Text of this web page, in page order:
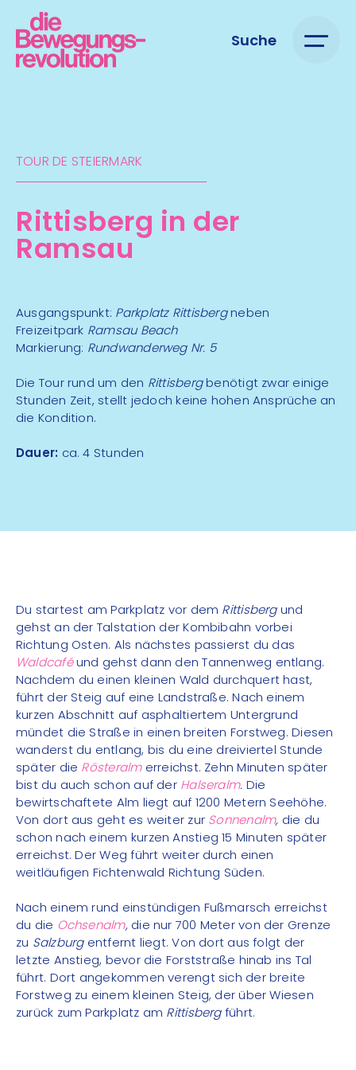
Suche
TOUR DE STEIERMARK​
Rittisberg in der
Ramsau
Ausgangspunkt: Parkplatz Rittisbergneben
Freizeitpark Ramsau Beach
Markierung: Rundwanderweg Nr. 5
Die Tour rund um den Rittisbergbenötigt zwar einige
Stunden Zeit, stellt jedoch keine hohen Ansprüche an
die Kondition.
Dauer: ca. 4 Stunden
Du startest am Parkplatz vor dem Rittisbergund
gehst an der Talstation der Kombibahn vorbei
Richtung Osten. Als nächstes passierst du das
Waldcafé und gehst dann den Tannenweg entlang.
Nachdem du einen kleinen Wald durchquert hast,
führt der Steig auf eine Landstraße. Nach einem
kurzen Abschnitt auf asphaltiertem Untergrund
mündet die Straße in einen breiten Forstweg. Diesen
wanderst du entlang, bis du eine dreiviertel Stunde
später die Rösteralm erreichst. Zehn Minuten später
bist du auch schon auf der Halseralm. Die
bewirtschaftete Alm liegt auf 1200 Metern Seehöhe.
Von dort aus geht es weiter zur Sonnenalm, die du
schon nach einem kurzen Anstieg 15 Minuten später
erreichst. Der Weg führt weiter durch einen
weitläufigen Fichtenwald Richtung Süden.
Nach einem rund einstündigen Fußmarsch erreichst
du die Ochsenalm,die nur 700 Meter von der Grenze
zu Salzburgentfernt liegt. Von dort aus folgt der
letzte Anstieg, bevor die Forststraße hinab ins Tal
führt. Dort angekommen verengt sich der breite
Forstweg zu einem kleinen Steig, der über Wiesen
zurück zum Parkplatz am Rittisbergführt.